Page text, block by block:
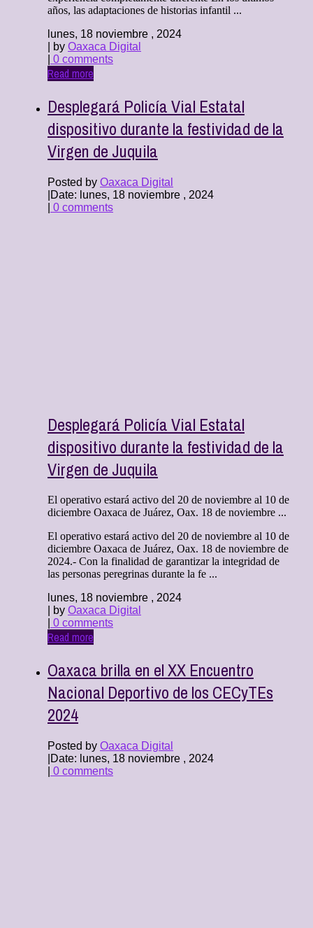
años, las adaptaciones de historias infantil ...
lunes, 18 noviembre , 2024
| by Oaxaca Digital
0 comments
Read more
Desplegará Policía Vial Estatal
dispositivo durante la festividad de la
Virgen de Juquila
Posted by Oaxaca Digital
Date: lunes, 18 noviembre , 2024
0 comments
Desplegará Policía Vial Estatal
dispositivo durante la festividad de la
Virgen de Juquila
El operativo estará activo del 20 de noviembre al 10 de
diciembre Oaxaca de Juárez, Oax. 18 de noviembre ...
El operativo estará activo del 20 de noviembre al 10 de
diciembre Oaxaca de Juárez, Oax. 18 de noviembre de
2024.- Con la finalidad de garantizar la integridad de
las personas peregrinas durante la fe ...
lunes, 18 noviembre , 2024
| by Oaxaca Digital
0 comments
Read more
Oaxaca brilla en el XX Encuentro
Nacional Deportivo de los CECyTEs
2024
Posted by Oaxaca Digital
Date: lunes, 18 noviembre , 2024
0 comments